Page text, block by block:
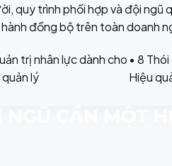
quy trình phối hợp và đội ngũ
hành đồng bộ trên toàn doanh
trị nhân lực dành cho
lý
• 8
Hiệu